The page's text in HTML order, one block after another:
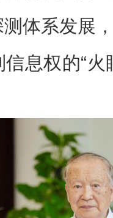
体系发展
息权的“火